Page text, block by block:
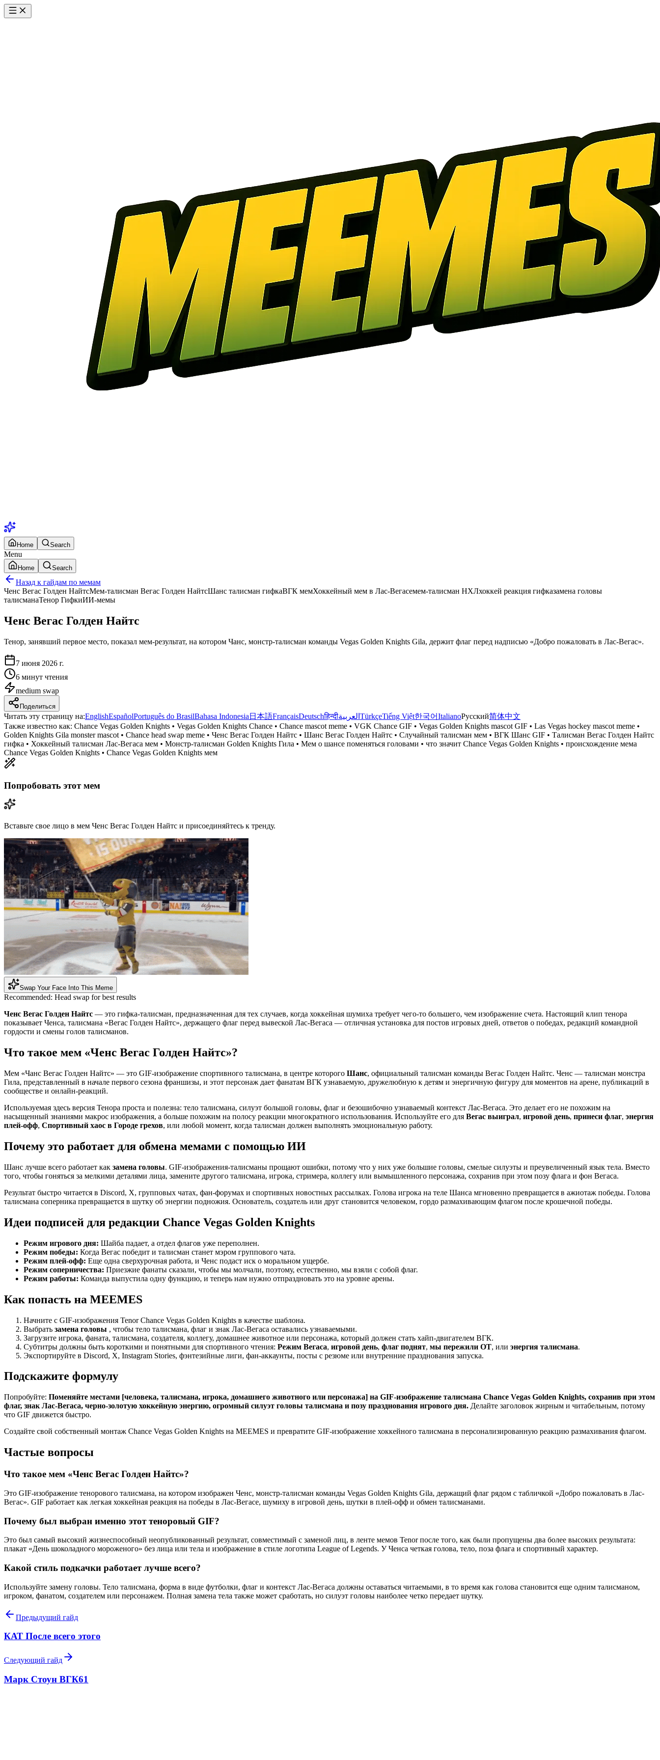
Home Search
Menu
Home Search
Назад к гайдам по мемам
Ченс Вегас Голден НайтсМем-талисман Вегас Голден НайтсШанс талисман гифкаВГК мемХоккейный мем в Лас-Вегасемем-талисман НХЛхоккей реакция гифказамена головы
талисманаТенор ГифкиИИ-мемы
Ченс Вегас Голден Найтс
Тенор, занявший первое место, показал мем-результат, на котором Чанс, монстр-талисман команды Vegas Golden Knights Gila, держит флаг перед надписью «Добро пожаловать в Лас-Вегас».
7 июня 2026 г.
6 минут чтения
medium swap
Поделиться
Читать эту страницу на:EnglishEspañolPortuguês do BrasilBahasa Indonesia 日本語FrançaisDeutschहिन्दीالعربية TürkçeTiếng Việt한국어ItalianoРусский简体中文
Также известно как: Chance Vegas Golden Knights • Vegas Golden Knights Chance • Chance mascot meme • VGK Chance GIF • Vegas Golden Knights mascot GIF • Las Vegas hockey mascot meme •
Golden Knights Gila monster mascot • Chance head swap meme • Ченс Вегас Голден Найтс • Шанс Вегас Голден Найтс • Случайный талисман мем • ВГК Шанс GIF • Талисман Вегас Голден Найтс
гифка • Хоккейный талисман Лас-Вегаса мем • Монстр-талисман Golden Knights Гила • Мем о шансе поменяться головами • что значит Chance Vegas Golden Knights • происхождение мема
Chance Vegas Golden Knights • Chance Vegas Golden Knights мем
Попробовать этот мем
Вставьте свое лицо в мем Ченс Вегас Голден Найтс и присоединяйтесь к тренду.
Swap Your Face Into This Meme
Recommended: Head swap for best results
Ченс Вегас Голден Найтс — это гифка-талисман, предназначенная для тех случаев, когда хоккейная шумиха требует чего-то большего, чем изображение счета. Настоящий клип тенора
показывает Ченса, талисмана «Вегас Голден Найтс», держащего флаг перед вывеской Лас-Вегаса — отличная установка для постов игровых дней, ответов о победах, редакций командной
гордости и смены голов талисманов.
Что такое мем «Ченс Вегас Голден Найтс»?
Мем «Чанс Вегас Голден Найтс» — это GIF-изображение спортивного талисмана, в центре которого Шанс, официальный талисман команды Вегас Голден Найтс. Ченс — талисман монстра
Гила, представленный в начале первого сезона франшизы, и этот персонаж дает фанатам ВГК узнаваемую, дружелюбную к детям и энергичную фигуру для моментов на арене, публикаций в
сообществе и онлайн-реакций.
Используемая здесь версия Тенора проста и полезна: тело талисмана, силуэт большой головы, флаг и безошибочно узнаваемый контекст Лас-Вегаса. Это делает его не похожим на
насыщенный знаниями макрос изображения, а больше похожим на полосу реакции многократного использования. Используйте его для Вегас выиграл, игровой день, принеси флаг, энергия
плей-офф, Спортивный хаос в Городе грехов, или любой момент, когда талисман должен выполнять эмоциональную работу.
Почему это работает для обмена мемами с помощью ИИ
Шанс лучше всего работает как замена головы. GIF-изображения-талисманы прощают ошибки, потому что у них уже большие головы, смелые силуэты и преувеличенный язык тела. Вместо
того, чтобы гоняться за мелкими деталями лица, замените другого талисмана, игрока, стримера, коллегу или вымышленного персонажа, сохранив при этом позу флага и фон Вегаса.
Результат быстро читается в Discord, X, групповых чатах, фан-форумах и спортивных новостных рассылках. Голова игрока на теле Шанса мгновенно превращается в ажиотаж победы. Голова
талисмана соперника превращается в шутку об энергии подножия. Основатель, создатель или друг становится человеком, гордо размахивающим флагом после крошечной победы.
Идеи подписей для редакции Chance Vegas Golden Knights
Режим игрового дня: Шайба падает, а отдел флагов уже переполнен.
Режим победы: Когда Вегас победит и талисман станет мэром группового чата.
Режим плей-офф: Еще одна сверхурочная работа, и Ченс подаст иск о моральном ущербе.
Режим соперничества: Приезжие фанаты сказали, чтобы мы молчали, поэтому, естественно, мы взяли с собой флаг.
Режим работы: Команда выпустила одну функцию, и теперь нам нужно отпраздновать это на уровне арены.
Как попасть на MEEMES
Начните с GIF-изображения Tenor Chance Vegas Golden Knights в качестве шаблона.
Выбрать замена головы , чтобы тело талисмана, флаг и знак Лас-Вегаса оставались узнаваемыми.
Загрузите игрока, фаната, талисмана, создателя, коллегу, домашнее животное или персонажа, который должен стать хайп-двигателем ВГК.
Субтитры должны быть короткими и понятными для спортивного чтения: Режим Вегаса, игровой день, флаг поднят, мы пережили ОТ, или энергия талисмана.
Экспортируйте в Discord, X, Instagram Stories, фэнтезийные лиги, фан-аккаунты, посты с резюме или внутренние празднования запуска.
Подскажите формулу
Попробуйте: Поменяйте местами [человека, талисмана, игрока, домашнего животного или персонажа] на GIF-изображение талисмана Chance Vegas Golden Knights, сохранив при этом
флаг, знак Лас-Вегаса, черно-золотую хоккейную энергию, огромный силуэт головы талисмана и позу празднования игрового дня. Делайте заголовок жирным и читабельным, потому
что GIF движется быстро.
Создайте свой собственный монтаж Chance Vegas Golden Knights на MEEMES и превратите GIF-изображение хоккейного талисмана в персонализированную реакцию размахивания флагом.
Частые вопросы
Что такое мем «Ченс Вегас Голден Найтс»?
Это GIF-изображение тенорового талисмана, на котором изображен Ченс, монстр-талисман команды Vegas Golden Knights Gila, держащий флаг рядом с табличкой «Добро пожаловать в Лас-
Вегас». GIF работает как легкая хоккейная реакция на победы в Лас-Вегасе, шумиху в игровой день, шутки в плей-офф и обмен талисманами.
Почему был выбран именно этот теноровый GIF?
Это был самый высокий жизнеспособный неопубликованный результат, совместимый с заменой лиц, в ленте мемов Tenor после того, как были пропущены два более высоких результата:
плакат «День шоколадного мороженого» без лица или тела и изображение в стиле логотипа League of Legends. У Ченса четкая голова, тело, поза флага и спортивный характер.
Какой стиль подкачки работает лучше всего?
Используйте замену головы. Тело талисмана, форма в виде футболки, флаг и контекст Лас-Вегаса должны оставаться читаемыми, в то время как голова становится еще одним талисманом,
игроком, фанатом, создателем или персонажем. Полная замена тела также может сработать, но силуэт головы наиболее четко передает шутку.
Предыдущий гайд
КАТ После всего этого
Следующий гайд
Марк Стоун ВГК61